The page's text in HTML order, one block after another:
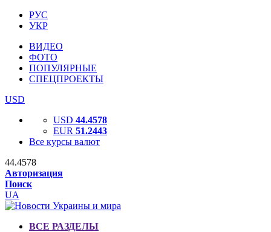
РУС
УКР
ВИДЕО
ФОТО
ПОПУЛЯРНЫЕ
СПЕЦПРОЕКТЫ
USD
USD 44.4578
EUR 51.2443
Все курсы валют
44.4578
Авторизация
Поиск
UA
ВСЕ РАЗДЕЛЫ